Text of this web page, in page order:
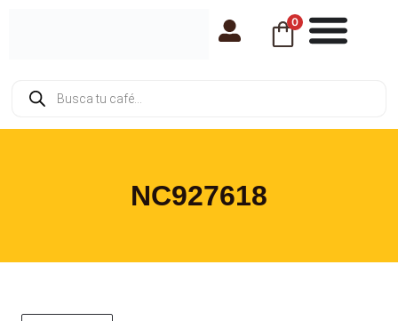
0
NC927618